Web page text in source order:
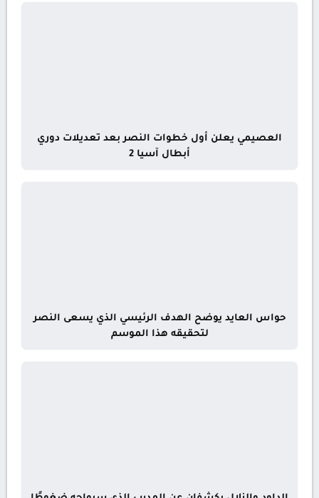
العصيمي يعلن أول خطوات النصر بعد تعديلات دوري
أبطال آسيا 2
حواس العايد يوضح الهدف الرئيسي الذي يسعى النصر
لتحقيقه هذا الموسم